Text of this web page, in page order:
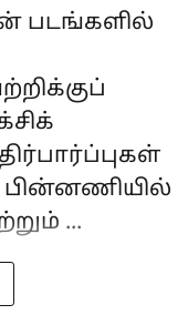
படங்களில்
...